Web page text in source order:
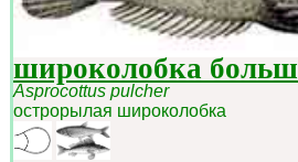
широколобка
Asprocottus pulcher
острорылая широколобка